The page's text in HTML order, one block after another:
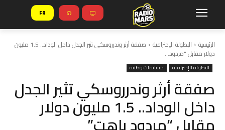
FR
الرئيسية البطولة الإحترافية صفقة أرثر وندرروسكي تثير الجدل داخل الوداد.. 1.5 مليون
دولار مقابل "مردود...
البطولة الإحترافية مسابقات وطنية
صفقة أرثر وندرروسكي تثير الجدل
داخل الوداد.. 1.5 مليون دولار